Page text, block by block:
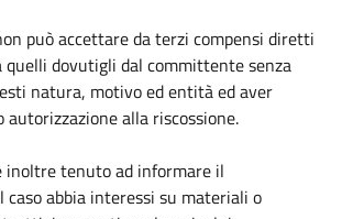
può accettare da terzi compensi diretti
dovutigli dal committente senza
natura, motivo ed entità ed aver
alla riscossione.
inoltre tenuto ad informare il
abbia interessi su materiali o